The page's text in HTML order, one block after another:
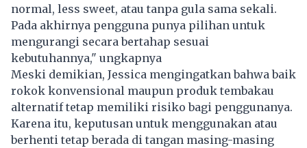
normal, less sweet, atau tanpa gula sama sekali.
Pada akhirnya pengguna punya pilihan untuk
mengurangi secara bertahap sesuai
kebutuhannya," ungkapnya
Meski demikian, Jessica mengingatkan bahwa baik
rokok konvensional maupun produk tembakau
alternatif tetap memiliki risiko bagi penggunanya.
Karena itu, keputusan untuk menggunakan atau
berhenti tetap berada di tangan masing-masing